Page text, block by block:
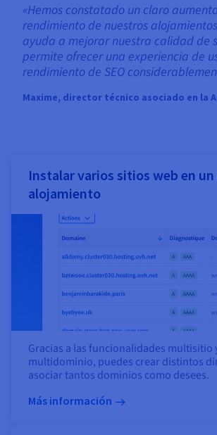
«Hemos constatado un claro
rendimiento de nuestros
ayuda a mejorar nuestra calidad de
permite ofrecer una experiencia de
rendimiento de SEO
Maxime, director técnico asociado en la
Instalar varios sitios web en
alojamiento
Gracias a las funcionalidades multisitio
multidominio, puedes crear distintos
asociar tantos dominios como desees.
Más información